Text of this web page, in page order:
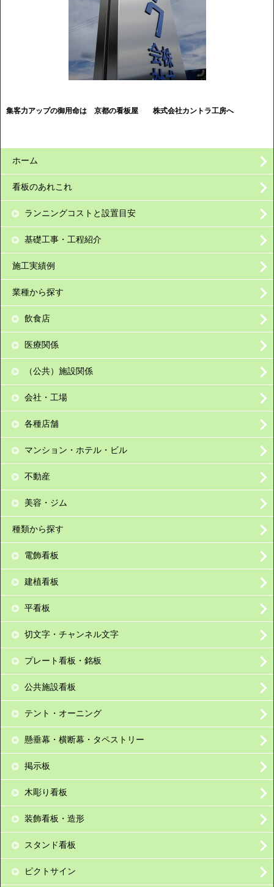
集客力アップの御用命は 京都の看板屋 株式会社カントラ工房へ
ホーム
看板のあれこれ
ランニングコストと設置目安
基礎工事・工程紹介
施工実績例
業種から探す
飲食店
医療関係
（公共）施設関係
会社・工場
各種店舗
マンション・ホテル・ビル
不動産
美容・ジム
種類から探す
電飾看板
建植看板
平看板
切文字・チャンネル文字
プレート看板・銘板
公共施設看板
テント・オーニング
懸垂幕・横断幕・タペストリー
掲示板
木彫り看板
装飾看板・造形
スタンド看板
ピクトサイン